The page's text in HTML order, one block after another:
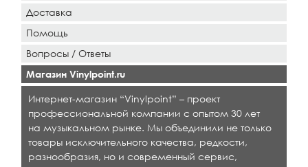
Доставка
Помощь
Вопросы / Ответы
Магазин Vinylpoint.ru
Интернет-магазин “Vinylpoint” – проект
профессиональной компании с опытом 30 лет
на музыкальном рынке. Мы объединили не только
товары исключительного качества, редкости,
разнообразия, но и современный сервис,